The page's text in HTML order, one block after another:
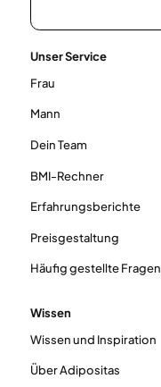
Unser Service
Frau
Mann
Dein Team
BMI-Rechner
Erfahrungsberichte
Preisgestaltung
Häufig gestellte Fragen
Wissen
Wissen und Inspiration
Über Adipositas